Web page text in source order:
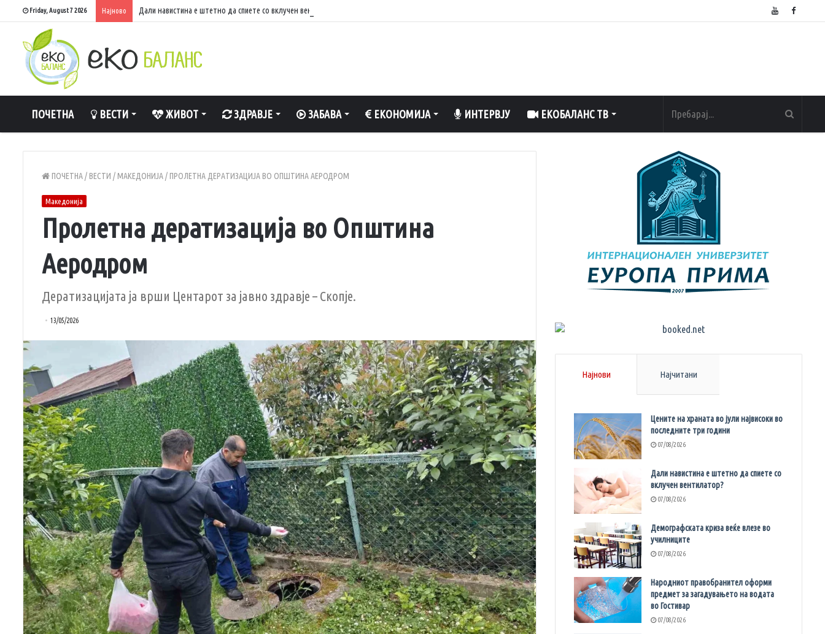
Friday, August 7 2026 Најново Дали навистина е штетно да спиете со вклучен вентилатор?
ПОЧЕТНА ВЕСТИ ЖИВОТ ЗДРАВЈЕ ЗАБАВА ЕКОНОМИЈА ИНТЕРВЈУ ЕКОБАЛАНС ТВ
ПОЧЕТНА/ ВЕСТИ / МАКЕДОНИЈА/ ПРОЛЕТНА ДЕРАТИЗАЦИЈА ВО ОПШТИНА АЕРОДРОМ
Македонија
Пролетна дератизација во Општина
Аеродром
Дератизацијата ја врши Центарот за јавно здравје – Скопје.
13/05/2026
Најнови Најчитани
Цените на храната во јули највисоки во
последните три години
07/08/2026
Дали навистина е штетно да спиете со
вклучен вентилатор?
07/08/2026
Демографската криза веќе влезе во
училниците
07/08/2026
Народниот правобранител оформи
предмет за загадувањето на водата
во Гостивар
07/08/2026